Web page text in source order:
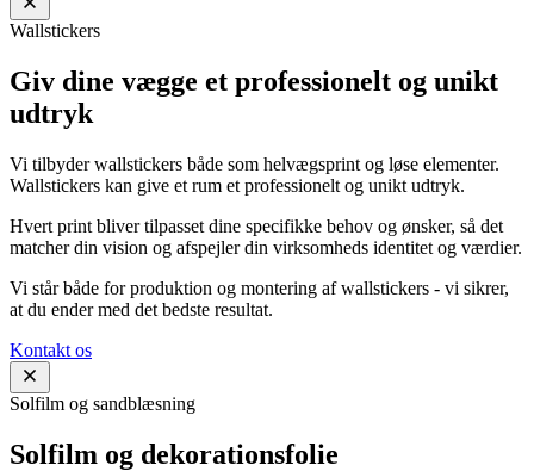
Wallstickers
Giv dine vægge et professionelt og unikt
udtryk
Vi tilbyder wallstickers både som helvægsprint og løse elementer.
Wallstickers kan give et rum et professionelt og unikt udtryk.
Hvert print bliver tilpasset dine specifikke behov og ønsker, så det
matcher din vision og afspejler din virksomheds identitet og værdier.
Vi står både for produktion og montering af wallstickers - vi sikrer,
at du ender med det bedste resultat.
Kontakt os
Solfilm og sandblæsning
Solfilm og dekorationsfolie